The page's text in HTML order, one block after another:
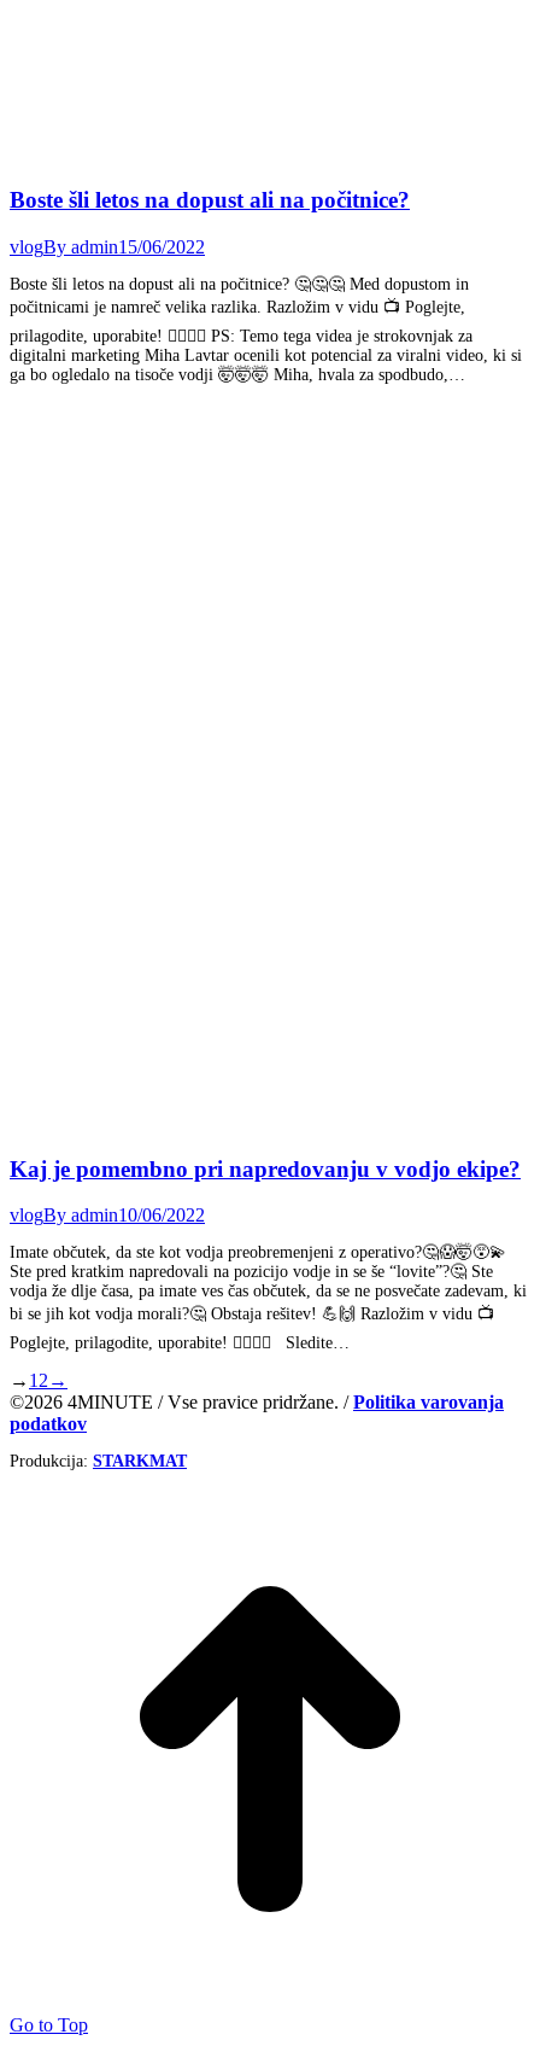
Boste šli letos na dopust ali na počitnice?
vlogBy admin15/06/2022
Boste šli letos na dopust ali na počitnice? 🤔🤔🤔 Med dopustom in
počitnicami je namreč velika razlika. Razložim v vidu 📺 Poglejte,
prilagodite, uporabite! 🕵️‍♀️🕵️‍♂️ PS: Temo tega videa je strokovnjak za
digitalni marketing Miha Lavtar ocenili kot potencial za viralni video, ki si
ga bo ogledalo na tisoče vodji 🤯🤯🤯 Miha, hvala za spodbudo,…
Kaj je pomembno pri napredovanju v vodjo ekipe?
vlogBy admin10/06/2022
Imate občutek, da ste kot vodja preobremenjeni z operativo?🤔😱🤯😵‍💫
Ste pred kratkim napredovali na pozicijo vodje in se še “lovite”?🤔 Ste
vodja že dlje časa, pa imate ves čas občutek, da se ne posvečate zadevam, ki
bi se jih kot vodja morali?🤔 Obstaja rešitev! 💪🙌 Razložim v vidu 📺
Poglejte, prilagodite, uporabite! 🕵️‍♀️🕵️‍♂️ Sledite…
→ 1 2 →
©2026 4MINUTE / Vse pravice pridržane. /Politika varovanja
podatkov
Produkcija: STARKMAT
Go to Top